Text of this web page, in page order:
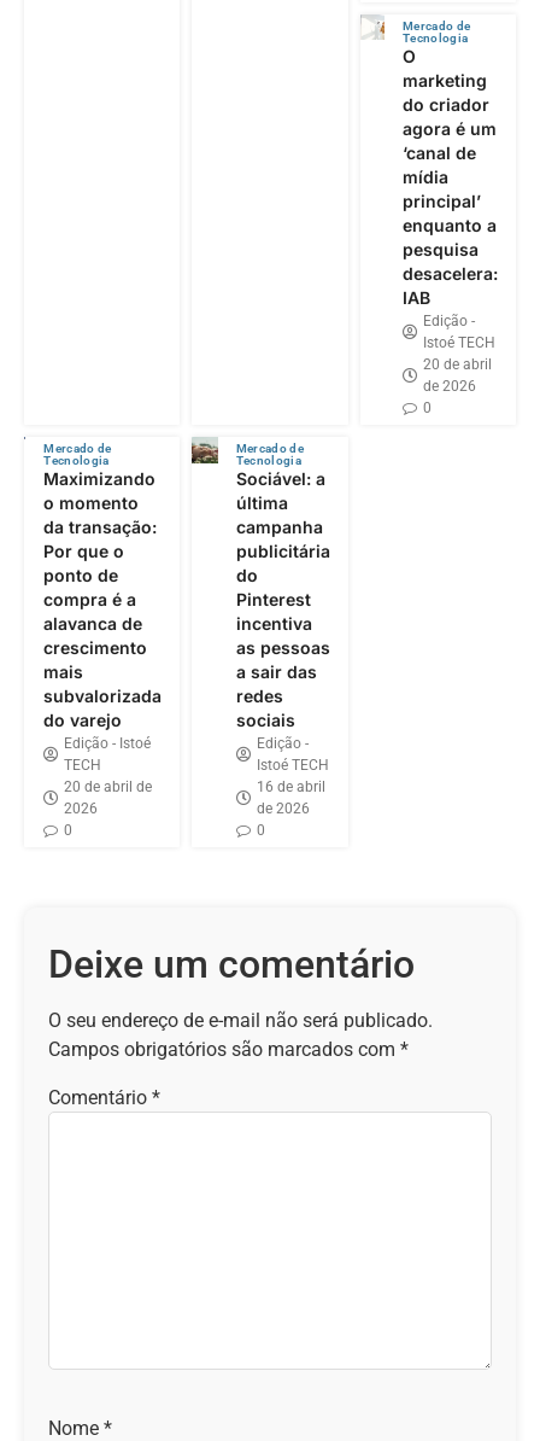
Mercado de
Tecnologia
O
marketing
do criador
agora é um
‘canal de
mídia
principal’
enquanto a
pesquisa
desacelera:
IAB
Edição -
Istoé TECH
20 de abril
de 2026
0
Mercado de
Tecnologia
Maximizando
o momento
da transação:
Por que o
ponto de
compra é a
alavanca de
crescimento
mais
subvalorizada
do varejo
Edição - Istoé
TECH
20 de abril de
2026
0
Mercado de
Tecnologia
Sociável: a
última
campanha
publicitária
do
Pinterest
incentiva
as pessoas
a sair das
redes
sociais
Edição -
Istoé TECH
16 de abril
de 2026
0
Deixe um comentário
O seu endereço de e-mail não será publicado.
Campos obrigatórios são marcados com *
Comentário *
Nome *